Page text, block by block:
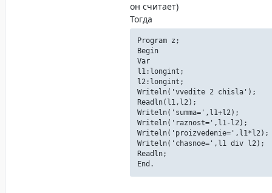
он считает)
Тогда
Program z;
Begin
Var
l1:longint;
l2:longint;
Writeln('vvedite 2 chisla');
Readln(l1,l2);
Writeln('summa=',l1+l2);
Writeln('raznost=',l1-l2);
Writeln('proizvedenie=',l1*l2);
Writeln('chasnoe=',l1 div l2);
Readln;
End.